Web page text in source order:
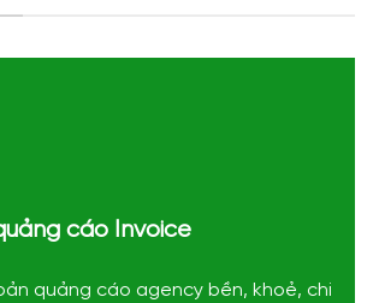
cáo Invoice
quảng cáo agency bền, khoẻ, chi